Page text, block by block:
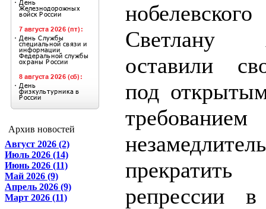
Архив новостей
Август 2026 (2)
Июль 2026 (14)
Июнь 2026 (11)
Май 2026 (9)
Апрель 2026 (9)
Март 2026 (11)
Светлану
оставили
под
требованием
репрессии